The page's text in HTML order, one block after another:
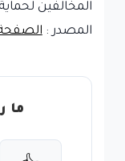
المخالفين
المصدر :
ما